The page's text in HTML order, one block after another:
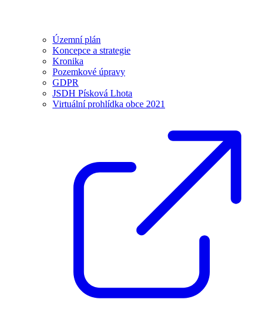
Územní plán
Koncepce a strategie
Kronika
Pozemkové úpravy
GDPR
JSDH Písková Lhota
Virtuální prohlídka obce 2021